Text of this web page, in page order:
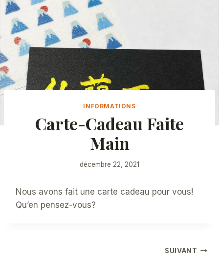
INFORMATIONS
Carte-Cadeau Faite
Main
décembre 22, 2021
Nous avons fait une carte cadeau pour vous!
Qu’en pensez-vous?
SUIVANT